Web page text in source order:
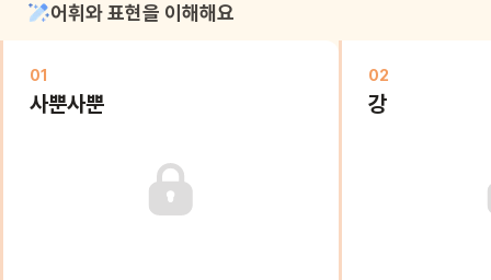
어휘와 표현을 이해해요
01
사뿐사뿐
02
강